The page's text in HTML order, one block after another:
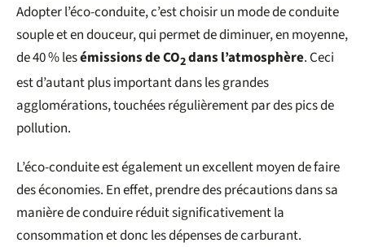
Adopter l’éco-conduite, c’est choisir un mode de conduite
souple et en douceur, qui permet de diminuer, en moyenne,
de 40 % lesémissions de CO2dans l’atmosphère. Ceci
est d’autant plus important dans les grandes
agglomérations, touchées régulièrement par des pics de
pollution.
L’éco-conduite est également un excellent moyen de faire
des économies. En effet, prendre des précautions dans sa
manière de conduire réduit significativement la
consommation et donc les dépenses de carburant.